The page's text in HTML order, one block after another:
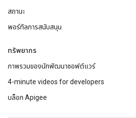
สถานะ
พอร์ทัลการสนับสนุน
ทรัพยากร
ภาพรวมของนักพัฒนาซอฟต์แวร์
4-minute videos for developers
บล็อก Apigee